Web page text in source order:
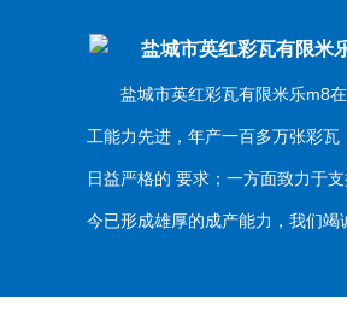
盐城市英红彩瓦有限米
盐城市英红彩瓦有限米乐m8在
工能力先进，年产一百多万张彩
日益严格的 要求；一方面致力于
今已形成雄厚的成产能力，我们